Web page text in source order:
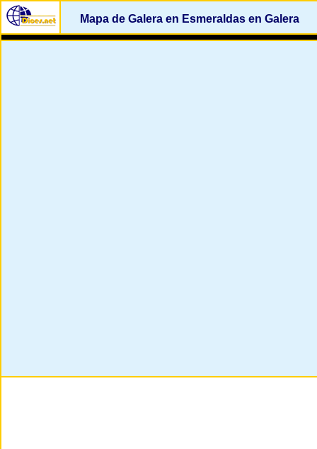
Mapa de Galera en Esmeraldas en Galera